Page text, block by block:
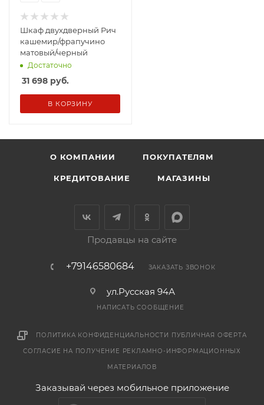
Шкаф двухдверный Рич
кашемир/фрапучино
матовый/черный
Достаточно
31 698 руб.
В КОРЗИНУ
О КОМПАНИИ ПОКУПАТЕЛЯМ
КРЕДИТОВАНИЕ МАГАЗИНЫ
Продавцы на сайте
+79146580684 ЗАКАЗАТЬ ЗВОНОК
ул.Русская 94А
НАПИСАТЬ СООБЩЕНИЕ
ПОЛИТИКА КОНФИДЕНЦИАЛЬНОСТИ ПУБЛИЧНАЯ ОФЕРТА
СОГЛАСИЕ НА ПОЛУЧЕНИЕ РЕКЛАМНО-ИНФОРМАЦИОННЫХ
МАТЕРИАЛОВ
Заказывай через мобильное приложение